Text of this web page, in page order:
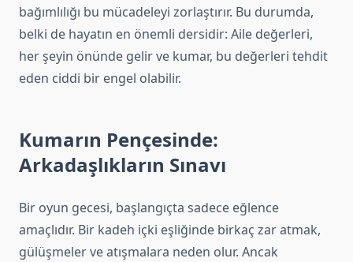
bağımlılığı bu mücadeleyi zorlaştırır. Bu durumda,
belki de hayatın en önemli dersidir: Aile değerleri,
her şeyin önünde gelir ve kumar, bu değerleri tehdit
eden ciddi bir engel olabilir.
Kumarın Pençesinde:
Arkadaşlıkların Sınavı
Bir oyun gecesi, başlangıçta sadece eğlence
amaçlıdır. Bir kadeh içki eşliğinde birkaç zar atmak,
gülüşmeler ve atışmalara neden olur. Ancak